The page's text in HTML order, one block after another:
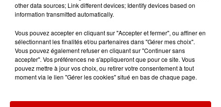
Le Duel - Gagnez votre balade
en jet ski !
other data sources; Link different devices; Identify devices based on
information transmitted automatically.
Vous pouvez accepter en cliquant sur "Accepter et fermer", ou affiner en
sélectionnant les finalités et/ou partenaires dans "Gérer mes choix".
Vous pouvez également refuser en cliquant sur "Continuer sans
accepter". Vos préférences ne s'appliqueront que pour ce site. Vous
pouvez mettre à jour vos choix, ou retirer votre consentement à tout
moment via le lien "Gérer les cookies" situé en bas de chaque page.